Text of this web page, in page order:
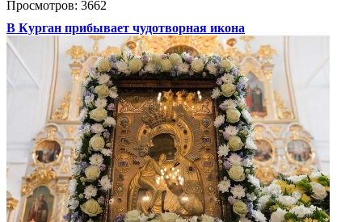
Просмотров: 3662
В Курган прибывает чудотворная икона